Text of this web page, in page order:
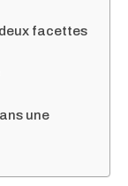
facettes
une